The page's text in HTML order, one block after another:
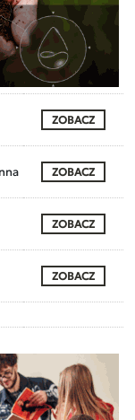
ZOBACZ
ZOBACZ
ZOBACZ
ZOBACZ